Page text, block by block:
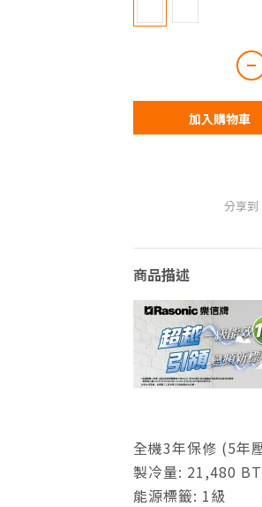
加入購物車
分享到
商品描述
全機3年保修 (5年
製冷量: 21,480
能源標籤: 1級